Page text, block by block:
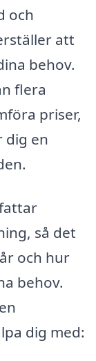
och
att
behov.
flera
priser,
dig en
så det
och hur
behov.
dig med: